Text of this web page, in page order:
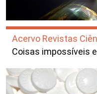
Acervo Revistas
Coisas impossíveis